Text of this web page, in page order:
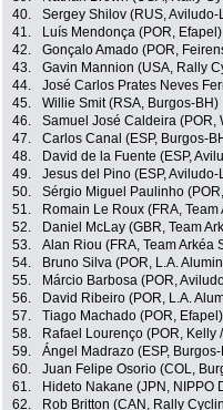
40.
Sergey Shilov (RUS,
41.
Luís Mendonça (POR, Efapel)
42.
Gonçalo Amado (POR,
43.
Gavin Mannion (USA, Rally
44.
José Carlos Prates Neves
45.
Willie Smit (RSA, Burgos-BH)
46.
Samuel José Caldeira (POR,
47.
Carlos Canal (ESP, Burgos-
48.
David de la Fuente (ESP,
49.
Jesus del Pino (ESP,
50.
Sérgio Miguel Paulinho
51.
Romain Le Roux (FRA, Team
52.
Daniel McLay (GBR, Team
53.
Alan Riou (FRA, Team Arkéa
54.
Bruno Silva (POR, L.A.
55.
Márcio Barbosa (POR,
56.
David Ribeiro (POR, L.A.
57.
Tiago Machado (POR, Efapel)
58.
Rafael Lourenço (POR, Kelly
59.
Ángel Madrazo (ESP,
60.
Juan Felipe Osorio (COL,
61.
Hideto Nakane (JPN, NIPPO
62.
Rob Britton (CAN, Rally